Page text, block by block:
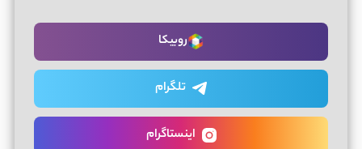
روبیکا
تلگرام
اینستاگرام